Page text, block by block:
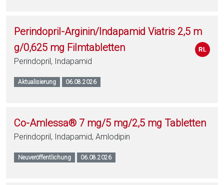
Perindopril-Arginin/Indapamid Viatris 2,5 m
g/0,625 mg Filmtabletten
Perindopril, Indapamid
Aktualisierung 06.08.2026
Co-Amlessa® 7 mg/5 mg/2,5 mg Tabletten
Perindopril, Indapamid, Amlodipin
Neuveröffentlichung 06.08.2026